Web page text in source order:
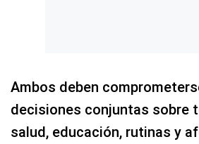
Ambos deben
decisiones conjuntas sobre
salud, educación, rutinas y